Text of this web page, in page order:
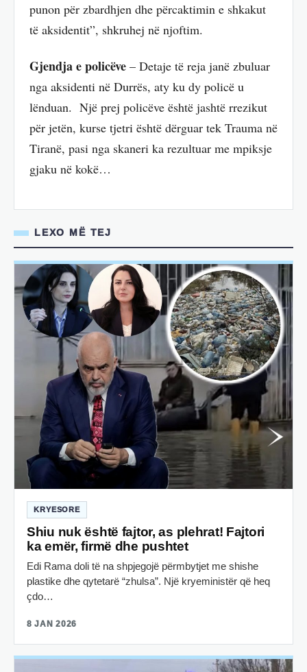
punon për zbardhjen dhe përcaktimin e shkakut
të aksidentit”, shkruhej në njoftim.
Gjendja e policëve – Detaje të reja janë zbuluar
nga aksidenti në Durrës, aty ku dy policë u
lënduan. Një prej policëve është jashtë rrezikut
për jetën, kurse tjetri është dërguar tek Trauma në
Tiranë, pasi nga skaneri ka rezultuar me mpiksje
gjaku në kokë…
LEXO MË TEJ
KRYESORE
Shiu nuk është fajtor, as plehrat! Fajtori
ka emër, firmë dhe pushtet
Edi Rama doli të na shpjegojë përmbytjet me shishe
plastike dhe qytetarë “zhulsa”. Një kryeministër që heq
çdo…
8 JAN 2026